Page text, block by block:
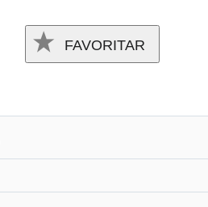
FAVORITAR